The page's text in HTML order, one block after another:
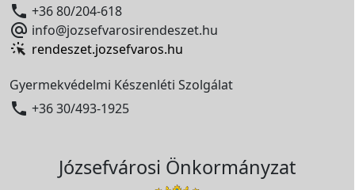
 +36 80/204-618
 info@jozsefvarosirendeszet.hu
rendeszet.jozsefvaros.hu
Gyermekvédelmi Készenléti Szolgálat
 +36 30/493-1925
Józsefvárosi Önkormányzat